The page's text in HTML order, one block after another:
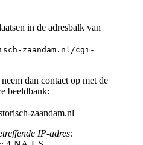
in de adresbalk van
zaandam.nl/cgi-
dan contact op met de
beeldbank:
zaandam.nl
IP-adres: